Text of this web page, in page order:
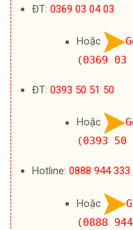
ĐT: 0369 03 04 03
Hoặc
(0369
ĐT: 0393 50 51 50
Hoặc
(0393
Hotline: 0888 944 333
Hoặc
(0888